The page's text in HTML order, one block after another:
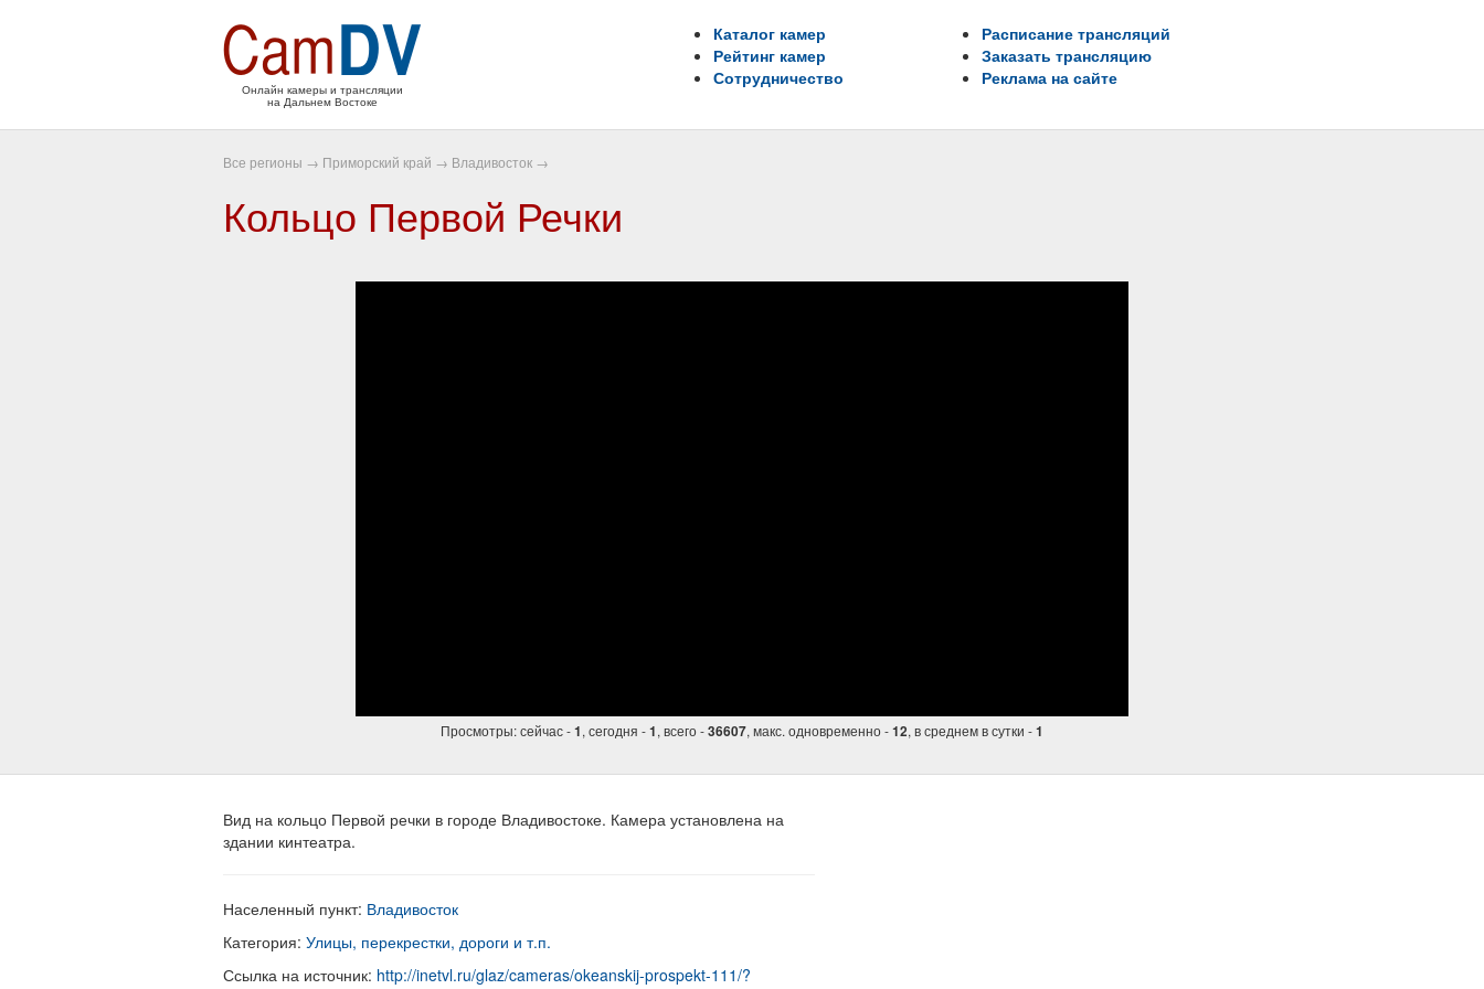
Онлайн камеры и трансляции
на Дальнем Востоке
Каталог камер
Рейтинг камер
Сотрудничество
Расписание трансляций
Заказать трансляцию
Реклама на сайте
Все регионы → Приморский край → Владивосток →
Кольцо Первой Речки
Просмотры: сейчас -1, сегодня -1, всего -36607, макс. одновременно -12, в среднем в сутки -1
Вид на кольцо Первой речки в городе Владивостоке. Камера установлена на
здании кинтеатра.
Населенный пункт: Владивосток
Категория: Улицы, перекрестки, дороги и т.п.
Ссылка на источник: http://inetvl.ru/glaz/cameras/okeanskij-prospekt-111/?